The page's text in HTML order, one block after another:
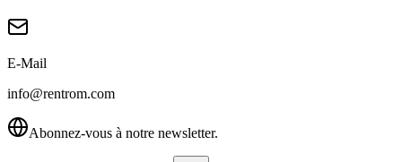
E-Mail
info@rentrom.com
Abonnez-vous à notre newsletter.